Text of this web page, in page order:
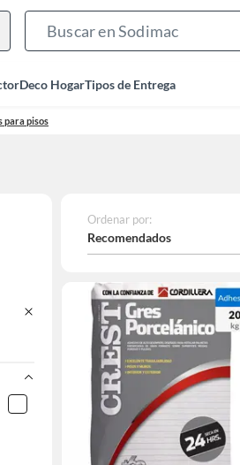
Deco HogarTipos de Entrega
para pisos
Ordenar por:
Recomendados